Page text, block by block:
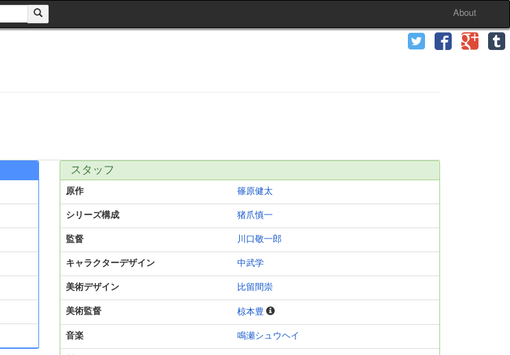
About
スタッフ
原作 篠原健太
シリーズ構成 猪爪慎一
監督 川口敬一郎
キャラクターデザイン 中武学
美術デザイン 比留間崇
美術監督 椋本豊
音楽 鳴瀬シュウヘイ